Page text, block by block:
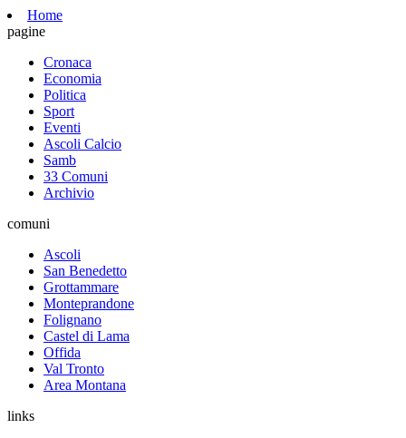
Home
pagine
Cronaca
Economia
Politica
Sport
Eventi
Ascoli Calcio
Samb
33 Comuni
Archivio
comuni
Ascoli
San Benedetto
Grottammare
Monteprandone
Folignano
Castel di Lama
Offida
Val Tronto
Area Montana
links